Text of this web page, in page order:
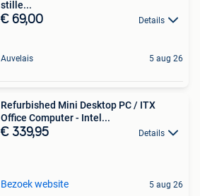
stille...
€ 69,00 Details
Auvelais 5 aug 26
Refurbished Mini Desktop PC / ITX
Office Computer - Intel...
€ 339,95 Details
Bezoek website 5 aug 26